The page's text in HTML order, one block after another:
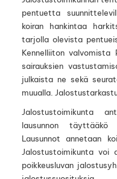
pentuetta
koiran hankintaa
tarjolla olevista
Kennelliiton valvomista
sairauksien
julkaista ne sekä
muualla.
Jalostustoimikunta
lausunnon täyttääkö
Lausunnot annetaan
Jalostustoimikunta
poikkeusluvan